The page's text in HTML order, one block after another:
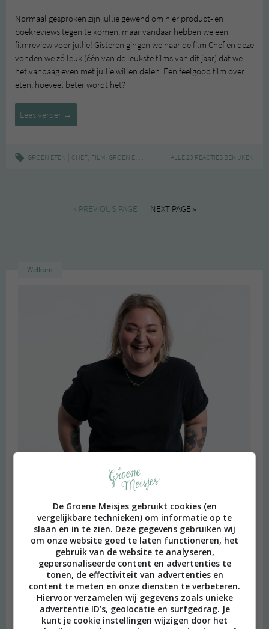
Normaal gesproken zijn jullie gewend om hier product- en
boekreviews tegen te komen, maar vandaar hebben we een
filmreview voor jullie! Gisteren gingen we naar de film Chef en deze
vonden we zó leuk (één van de leukste films van dit jaar) dat we
het vandaag even met jullie willen delen. Een feelgood film over
eten, hoeveel beter wordt het?
Lees verder Review:
Chef
→
GROEN ETEN CHEF, FILM, GROEN ETEN ALLE 23 REACTIES BEKIJKEN
« PREVIOUS PAGE | NEXT PAGE »
Welkom
beeld: Ari Versluis
De Groene Meisjes gebruikt cookies (en
vergelijkbare technieken) om informatie op te
slaan en in te zien. Deze gegevens gebruiken wij
om onze website goed te laten functioneren, het
gebruik van de website te analyseren,
gepersonaliseerde content en advertenties te
tonen, de effectiviteit van advertenties en
content te meten en onze diensten te verbeteren.
Hiervoor verzamelen wij gegevens zoals unieke
advertentie ID’s, geolocatie en surfgedrag. Je
kunt je cookie instellingen wijzigen door het